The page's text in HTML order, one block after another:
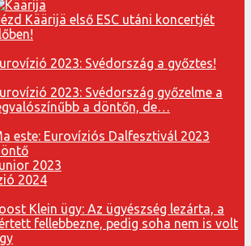
Käärijä első ESC utáni koncertjét
2023: Svédország a győztes!
2023: Svédország győzelme a
a döntőn, de…
este: Eurovíziós Dalfesztivál 2023
2023
2024
Klein ügy: Az ügyészség lezárta, a
fellebbezne, pedig soha nem is volt